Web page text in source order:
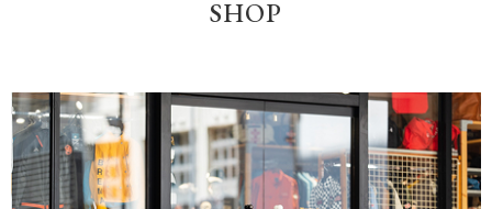
年末年始｜営業スケジュールのご案内
SHOP